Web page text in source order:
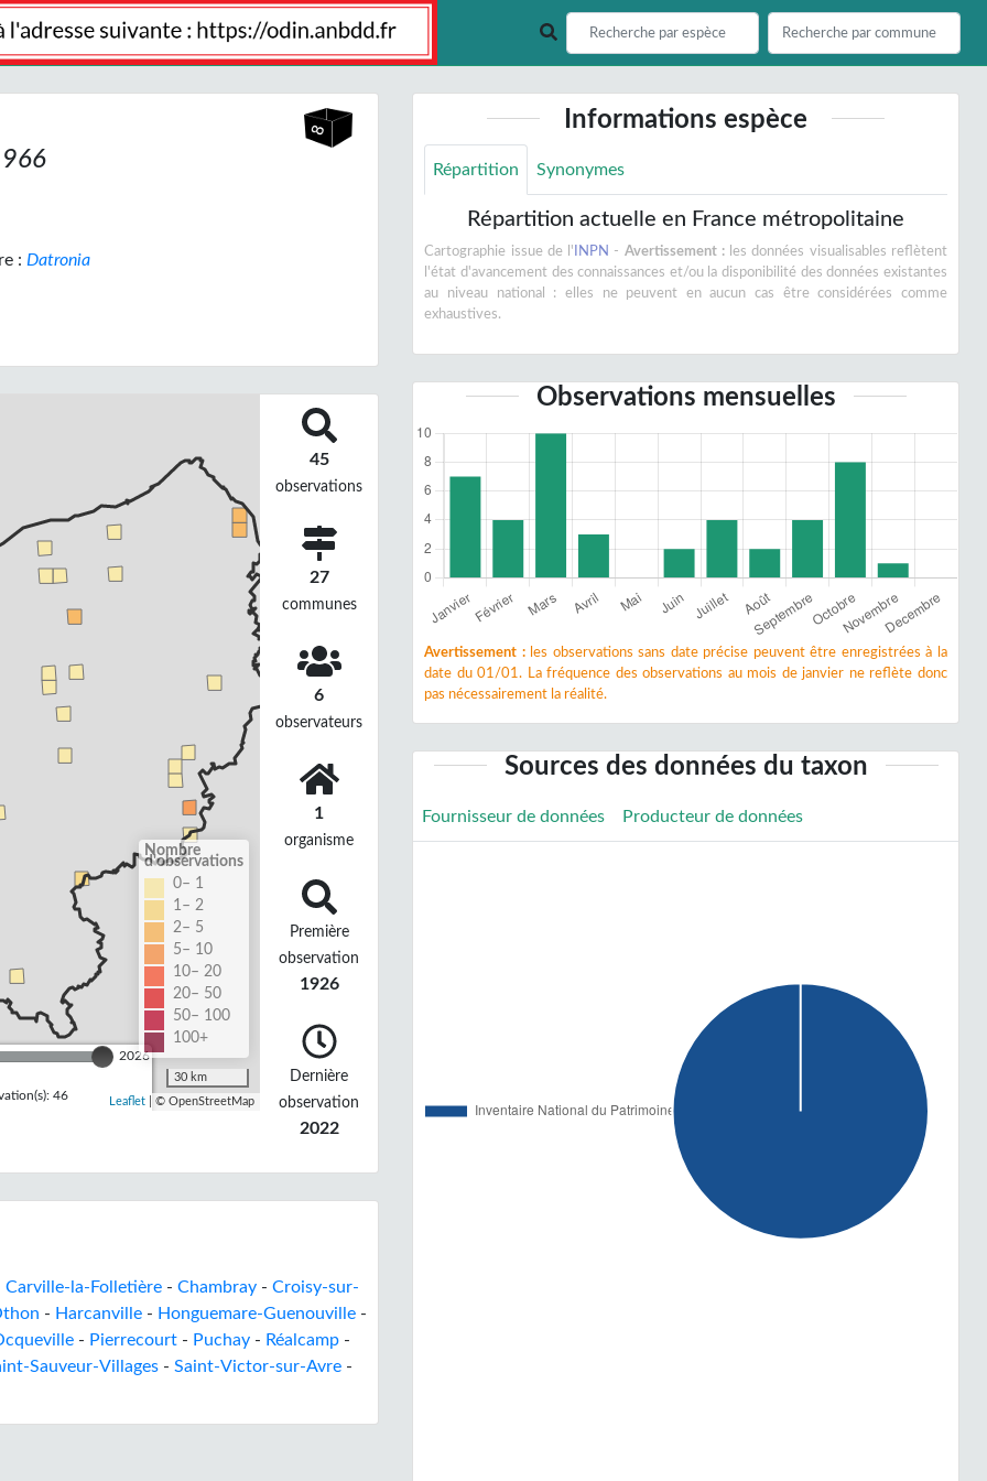
: Datronia
2026
46
Nombre
d'observations
0– 1
1– 2
2– 5
5– 10
10– 20
20– 50
50– 100
100+
30 km
Leaflet| © OpenStreetMap
45
observations
27
communes
6
observateurs
1
organisme
Première
observation
1926
Dernière
observation
2022
Carville-la-Folletière - Chambray - Croisy-sur-
- Harcanville - Honguemare-Guenouville -
- Pierrecourt - Puchay - Réalcamp -
Sauveur-Villages - Saint-Victor-sur-Avre -
Informations espèce
Répartition Synonymes
Répartition actuelle en France métropolitaine
Cartographie issue de l' INPN - Avertissement :les données visualisables reflètent
l'état d'avancement des connaissances et/ou la disponibilité des données existantes
au niveau national : elles ne peuvent en aucun cas être considérées comme
exhaustives.
Observations mensuelles
Avertissement :les observations sans date précise peuvent être enregistrées à la
date du 01/01. La fréquence des observations au mois de janvier ne reflète donc
pas nécessairement la réalité.
Sources des données du taxon
Fournisseur de données Producteur de données